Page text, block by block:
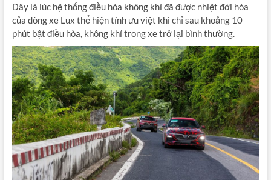
Đây là lúc hệ thống điều hòa không khí đã được nhiệt đới hóa
của dòng xe Lux thể hiện tính ưu việt khi chỉ sau khoảng 10
phút bật điều hòa, không khí trong xe trở lại bình thường.